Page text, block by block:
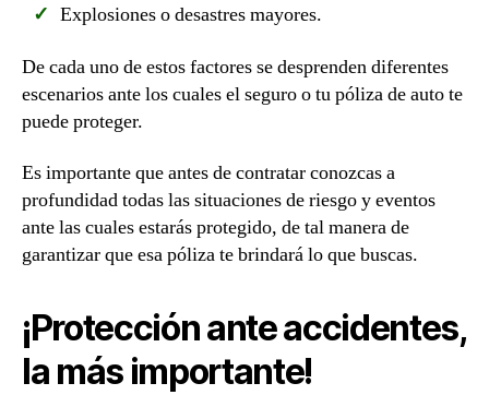
Explosiones o desastres mayores.
De cada uno de estos factores se desprenden diferentes
escenarios ante los cuales el seguro o tu póliza de auto te
puede proteger.
Es importante que antes de contratar conozcas a
profundidad todas las situaciones de riesgo y eventos
ante las cuales estarás protegido, de tal manera de
garantizar que esa póliza te brindará lo que buscas.
¡Protección ante accidentes,
la más importante!